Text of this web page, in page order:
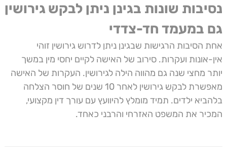
נסיבות שונות בגינן ניתן לבקש גירושין
גם במעמד חד-צדדי
אחת הסיבות הרגישות שבגינן ניתן לדרוש גירושין זוהי
אין-אונות ועקרות. סירוב של האישה לקיים יחסי מין במשך
יותר מחצי שנה גם מהווה הילה לגירושין. העקרות של האישה
מאפשרת לבקש גירושין לאחר 10 שנים של חוסר הצלחה
בלהביא ילדים. תמיד מומלץ להיוועץ עם עורך דין מקצועי,
המכיר את המשפט האזרחי והרבני כאחד.